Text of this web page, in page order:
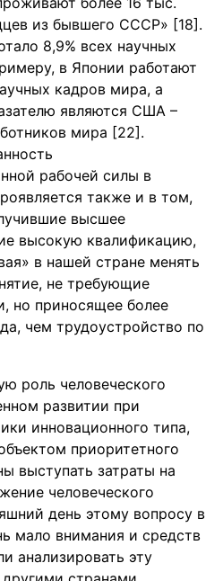
из бывшего СССР» [18].
8,9% всех научных
в Японии работают
кадров мира, а
являются США –
мира [22].
рабочей силы в
также и в том,
высшее
высокую квалификацию,
в нашей стране менять
не требующие
но приносящее более
чем трудоустройство по
роль человеческого
развитии при
инновационного типа,
приоритетного
выступать затраты на
человеческого
день этому вопросу в
мало внимания и средств
анализировать эту